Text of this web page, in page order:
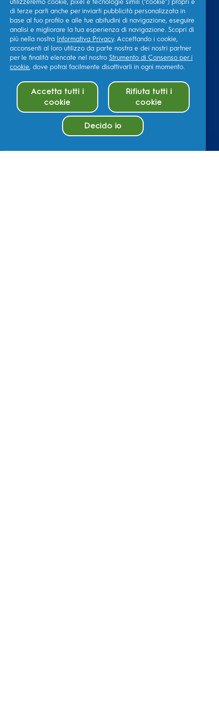
utilizzeremo cookie, pixel e tecnologie simili (“cookie”) propri e
di terze parti anche per inviarti pubblicità personalizzata in
base al tuo profilo e alle tue abitudini di navigazione, eseguire
analisi e migliorare la tua esperienza di navigazione. Scopri di
più nella nostra Informativa Privacy. Accettando i cookie,
acconsenti al loro utilizzo da parte nostra e dei nostri partner
per le finalità elencate nel nostro Strumento di Consenso per i
cookie, dove potrai facilmente disattivarli in ogni momento.
Accetta tutti i
cookie
Rifiuta tutti i
cookie
Decido io